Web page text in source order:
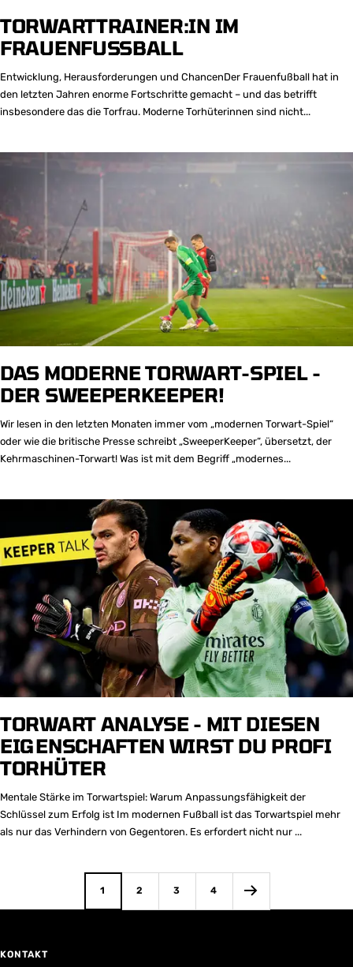
TORWARTTRAINER:IN IM
FRAUENFUSSBALL
Entwicklung, Herausforderungen und ChancenDer Frauenfußball hat in
den letzten Jahren enorme Fortschritte gemacht – und das betrifft
insbesondere das die Torfrau. Moderne Torhüterinnen sind nicht...
DAS MODERNE TORWART-SPIEL -
DER SWEEPERKEEPER!
Wir lesen in den letzten Monaten immer vom „modernen Torwart-Spiel“
oder wie die britische Presse schreibt „SweeperKeeper“, übersetzt, der
Kehrmaschinen-Torwart! Was ist mit dem Begriff „modernes...
TORWART ANALYSE - MIT DIESEN
EIGENSCHAFTEN WIRST DU PROFI
TORHÜTER
Mentale Stärke im Torwartspiel: Warum Anpassungsfähigkeit der
Schlüssel zum Erfolg ist Im modernen Fußball ist das Torwartspiel mehr
als nur das Verhindern von Gegentoren. Es erfordert nicht nur ...
1 2 3 4
KONTAKT